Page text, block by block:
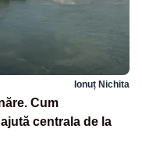
Ionuț Nichita
Cum
centrala de la